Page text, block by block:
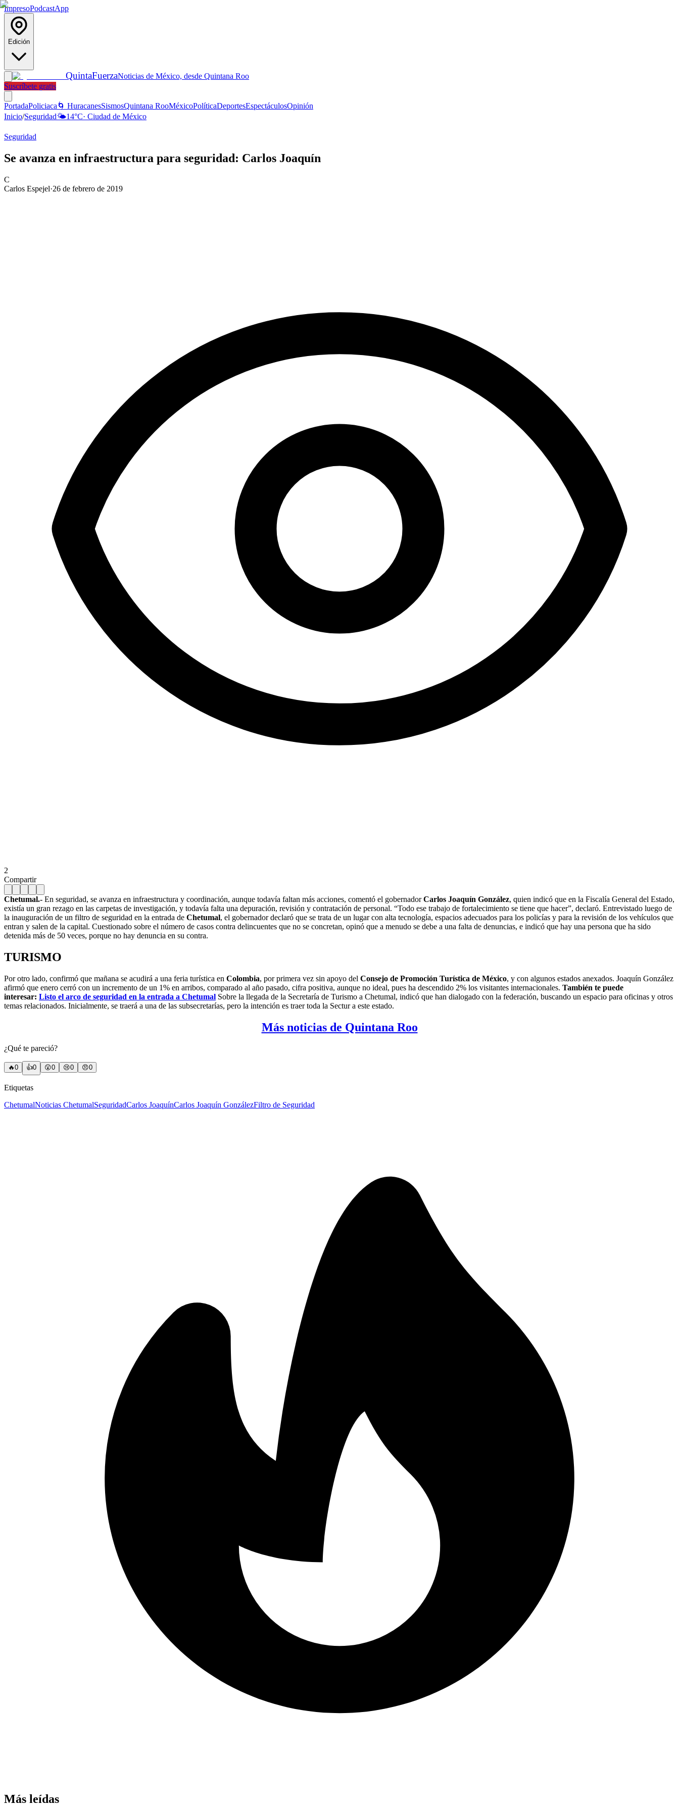
ImpresoPodcastApp
Edición
QuintaFuerzaNoticias de México, desde Quintana Roo
Suscríbete gratis
PortadaPoliciaca 🌀 HuracanesSismosQuintana RooMéxicoPolíticaDeportesEspectáculosOpinión
Inicio/Seguridad🌤️14°C· Ciudad de México
Seguridad
Se avanza en infraestructura para seguridad: Carlos Joaquín
C
Carlos Espejel·26 de febrero de 2019
2
Compartir
Chetumal.- En seguridad, se avanza en infraestructura y coordinación, aunque todavía faltan más acciones, comentó el gobernadorCarlos Joaquín González, quien indicó que en la Fiscalía General del Estado,
existía un gran rezago en las carpetas de investigación, y todavía falta una depuración, revisión y contratación de personal. “Todo ese trabajo de fortalecimiento se tiene que hacer”, declaró. Entrevistado luego de
la inauguración de un filtro de seguridad en la entrada de Chetumal, el gobernador declaró que se trata de un lugar con alta tecnología, espacios adecuados para los policías y para la revisión de los vehículos que
entran y salen de la capital. Cuestionado sobre el número de casos contra delincuentes que no se concretan, opinó que a menudo se debe a una falta de denuncias, e indicó que hay una persona que ha sido
detenida más de 50 veces, porque no hay denuncia en su contra.
TURISMO
Por otro lado, confirmó que mañana se acudirá a una feria turística en Colombia, por primera vez sin apoyo del Consejo de Promoción Turística de México, y con algunos estados anexados. Joaquín González
afirmó que enero cerró con un incremento de un 1% en arribos, comparado al año pasado, cifra positiva, aunque no ideal, pues ha descendido 2% los visitantes internacionales. También te puede
interesar: Listo el arco de seguridad en la entrada a Chetumal Sobre la llegada de la Secretaría de Turismo a Chetumal, indicó que han dialogado con la federación, buscando un espacio para oficinas y otros
temas relacionados. Inicialmente, se traerá a una de las subsecretarías, pero la intención es traer toda la Sectur a este estado.
Más noticias de Quintana Roo
¿Qué te pareció?
🔥0 👍0 😲0 😢0 😠0
Etiquetas
ChetumalNoticias ChetumalSeguridadCarlos JoaquínCarlos Joaquín GonzálezFiltro de Seguridad
Más leídas